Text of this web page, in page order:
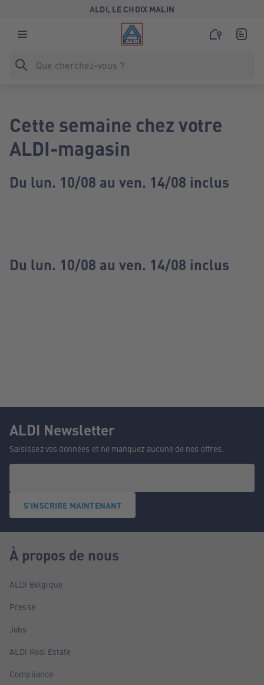
ALDI, LE CHOIX MALIN
Cette semaine chez votre
ALDI-magasin
Du lun. 10/08 au ven. 14/08 inclus
Du lun. 10/08 au ven. 14/08 inclus
ALDI Newsletter
Saisissez vos données et ne manquez aucune de nos offres.
S'INSCRIRE MAINTENANT
À propos de nous
ALDI Belgique
Presse
Jobs
ALDI Real Estate
Compliance